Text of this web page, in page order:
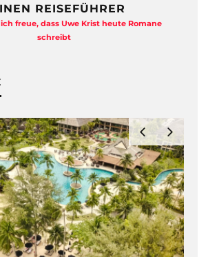
REISEFÜHRER
freue, dass Uwe Krist heute Romane
schreibt